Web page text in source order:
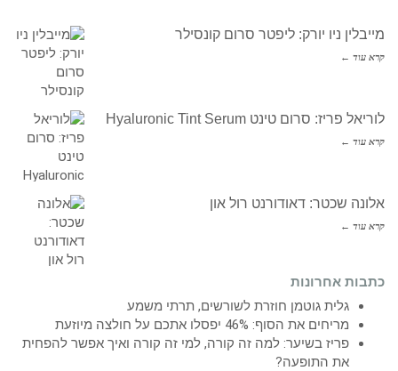
מייבלין ניו יורק: ליפטר סרום קונסילר
קרא עוד ←
לוריאל פריז: סרום טינט Hyaluronic Tint Serum
קרא עוד ←
אלונה שכטר: דאודורנט רול און
קרא עוד ←
כתבות אחרונות
גלית גוטמן חוזרת לשורשים, תרתי משמע
מריחים את הסוף: 46% יפסלו אתכם על חולצה מיוזעת
פריז בשיער: למה זה קורה, למי זה קורה ואיך אפשר להפחית
את התופעה?